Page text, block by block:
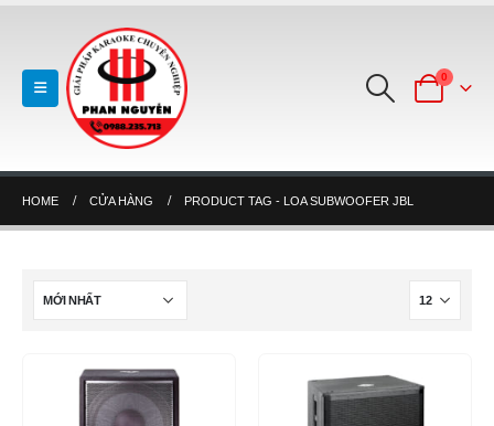
0
HOME CỬA HÀNG PRODUCT TAG - LOA SUBWOOFER JBL